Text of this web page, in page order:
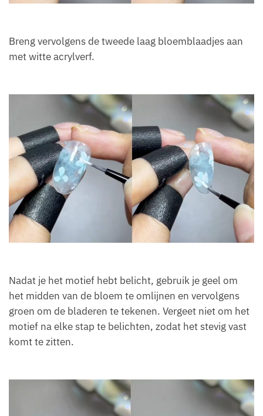
Breng vervolgens de tweede laag bloemblaadjes aan
met witte acrylverf.
Nadat je het motief hebt belicht, gebruik je geel om
het midden van de bloem te omlijnen en vervolgens
groen om de bladeren te tekenen. Vergeet niet om het
motief na elke stap te belichten, zodat het stevig vast
komt te zitten.